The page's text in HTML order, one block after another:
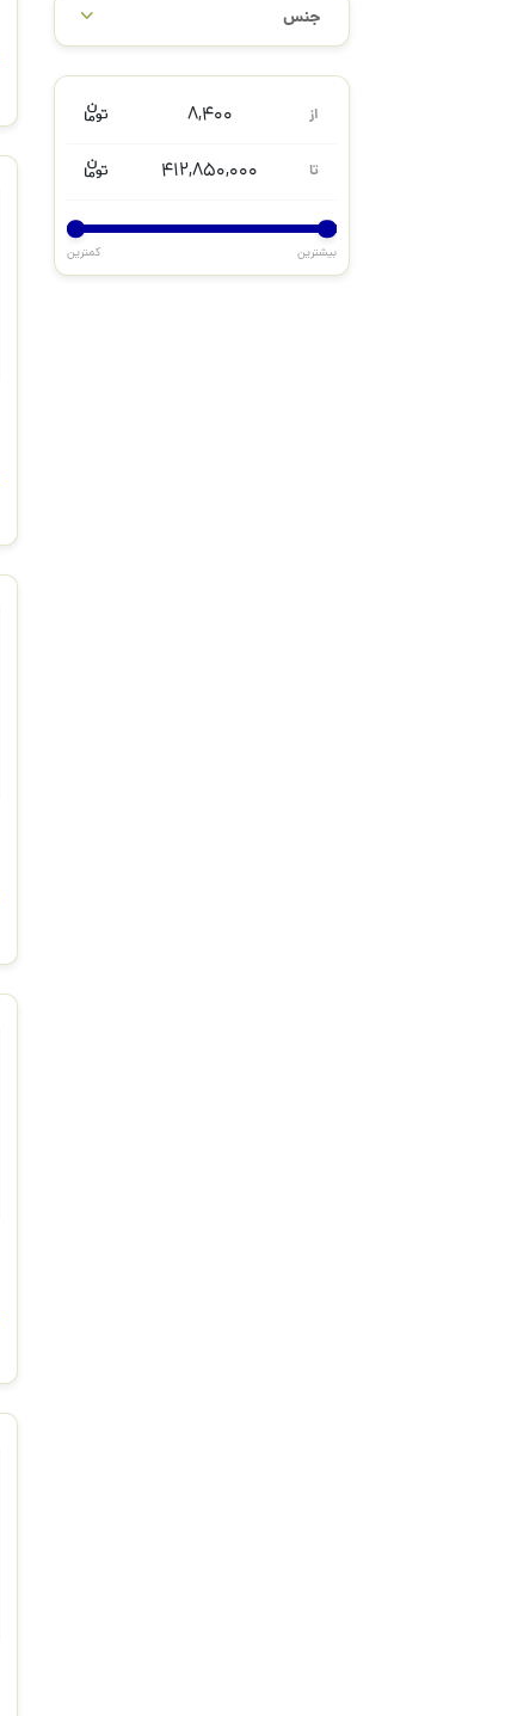
جنس
از 8,400
تا 412,850,000
بیشترین کمترین